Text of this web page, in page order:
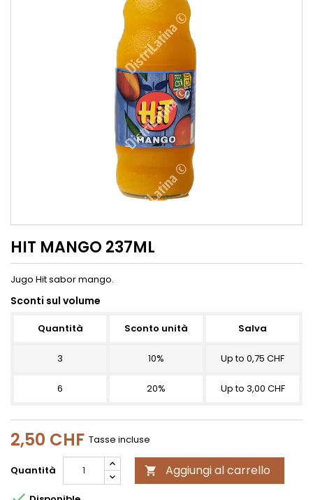
HIT MANGO 237ML
Jugo Hit sabor mango.
Sconti sul volume
Quantità Sconto unità Salva
3 10% Up to 0,75 CHF
6 20% Up to 3,00 CHF
2,50 CHF Tasse incluse
Quantità  Aggiungi al carrello